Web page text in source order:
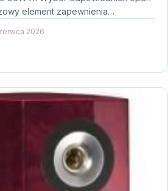
element zapewnienia
2026